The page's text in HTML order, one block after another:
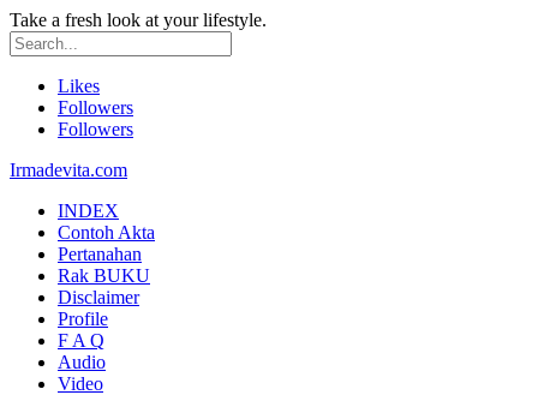
Take a fresh look at your lifestyle.
Likes
Followers
Followers
Irmadevita.com
INDEX
Contoh Akta
Pertanahan
Rak BUKU
Disclaimer
Profile
F A Q
Audio
Video